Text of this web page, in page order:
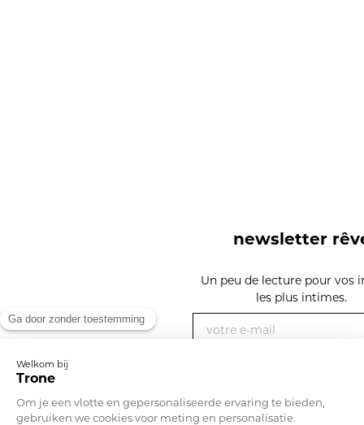
newsletter
Un peu de lecture pour vos
les plus intimes.
S'INSCRIRE